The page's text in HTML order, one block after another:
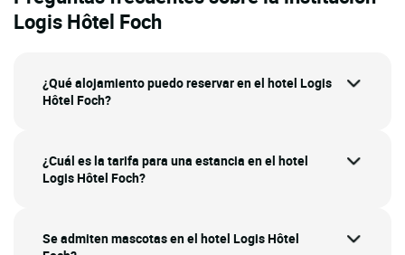
Logis Hôtel Foch
¿Qué alojamiento puedo reservar en el hotel Logis
Hôtel Foch?
¿Cuál es la tarifa para una estancia en el hotel
Logis Hôtel Foch?
Se admiten mascotas en el hotel Logis Hôtel